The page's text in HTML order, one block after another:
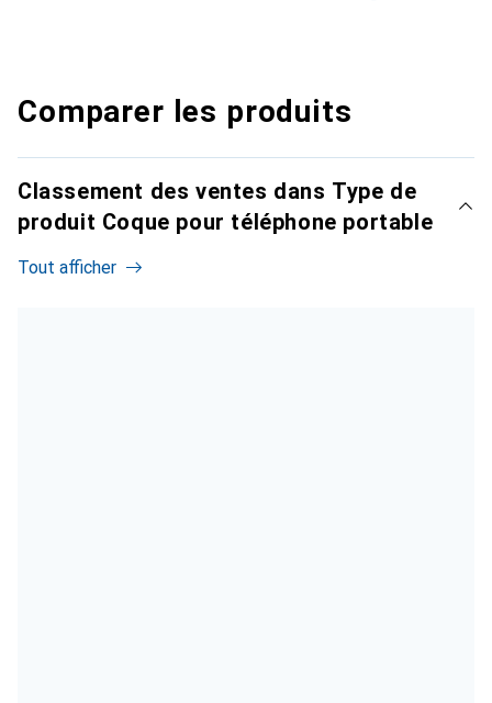
Comparer les produits
Classement des ventes dans Type de
produit Coque pour téléphone portable
Tout afficher